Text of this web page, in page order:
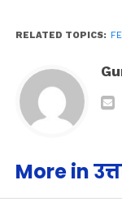
RELATED TOPICS:
More in